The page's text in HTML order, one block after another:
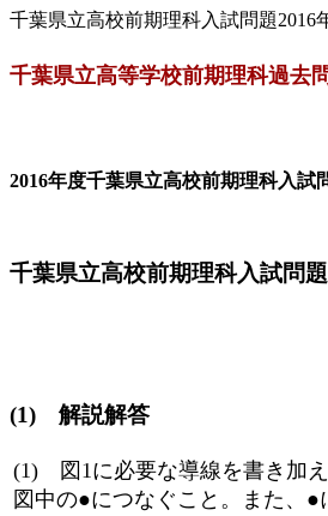
千葉県立高校前期理科入試問題2016
千葉県立高等学校前期理科過去
2016年度千葉県立高校前期理科入
千葉県立高校前期理科入試
(1) 解説解答
(1) 図1に必要な導線を書き加え
図中の●につなぐこと。また、●